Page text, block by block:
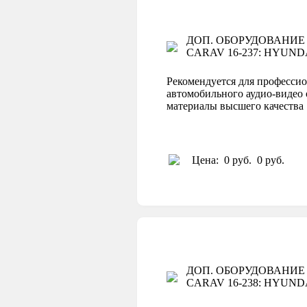
ДОП.
CARAV 16-237:
Рекомендуется для
автомобильного аудио-
материалы высшего
Цена: 0 руб. 0 руб.
ДОП.
CARAV 16-238: